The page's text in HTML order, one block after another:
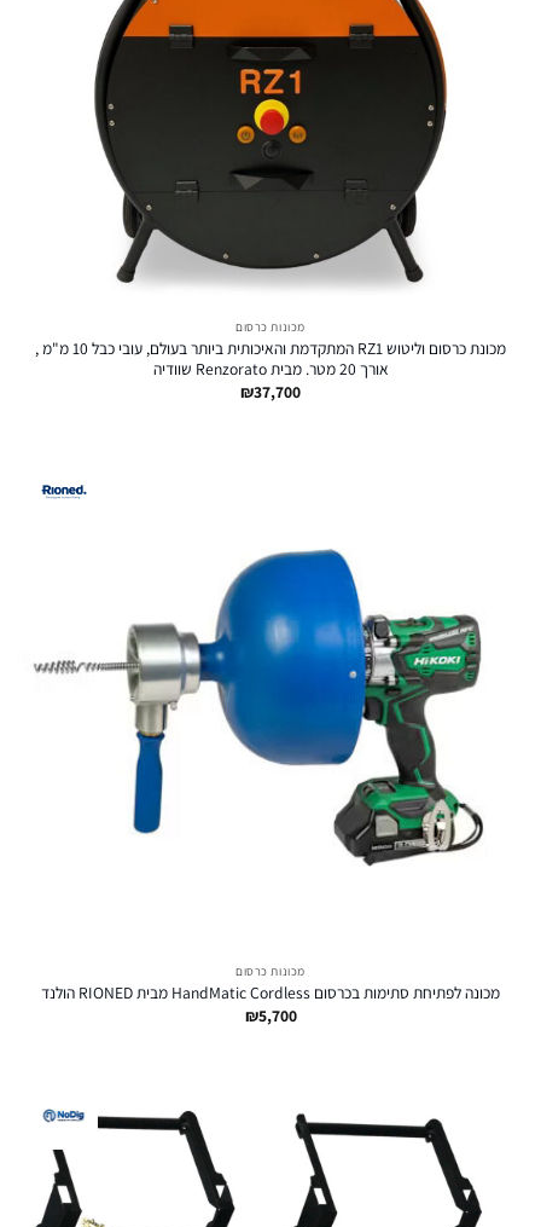
מכונות כרסום
מכונת כרסום וליטוש RZ1 המתקדמת והאיכותית ביותר בעולם, עובי כבל 10 מ"מ ,
אורך 20 מטר. מבית Renzorato שוודיה
₪37,700
מכונות כרסום
מכונה לפתיחת סתימות בכרסום HandMatic Cordless מבית RIONED הולנד
₪5,700